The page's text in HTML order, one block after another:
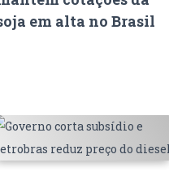
em alta no Brasil